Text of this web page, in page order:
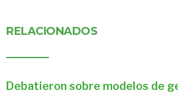
RELACIONADOS
Debatieron sobre modelos de